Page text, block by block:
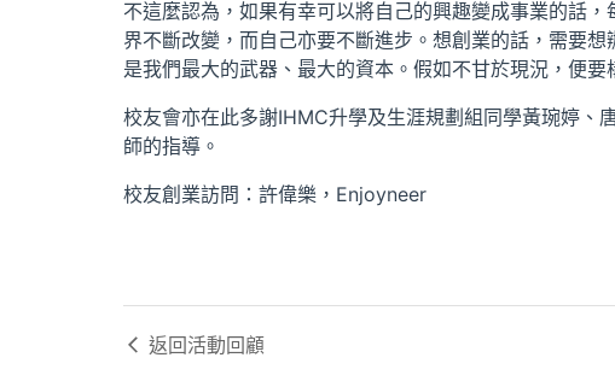
不這麼認為，如果有幸可以將自己的興趣變成事業的話
界不斷改變，而自己亦要不斷進步。想創業的話，需要
是我們最大的武器、最大的資本。假如不甘於現況，便要
校友會亦在此多謝IHMC升學及生涯規劃組同學黃琬婷、
師的指導。
校友創業訪問：許偉樂，Enjoyneer
返回活動回顧